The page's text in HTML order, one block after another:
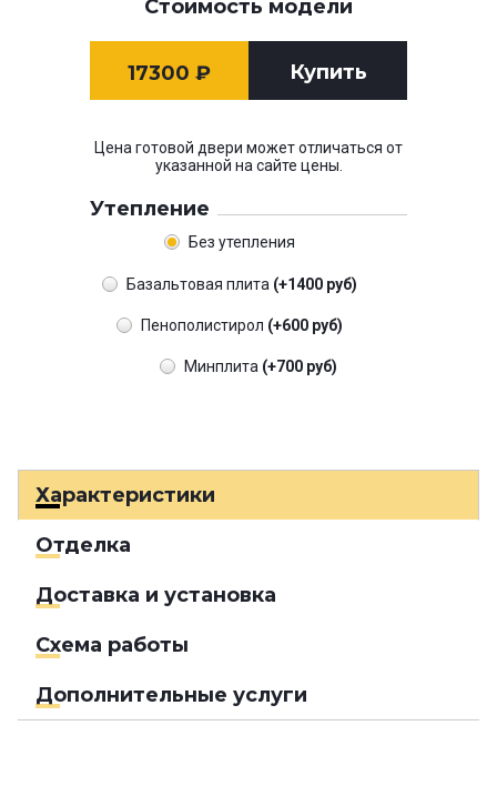
Стоимость модели
17300 ₽ Купить
Цена готовой двери может отличаться от
указанной на сайте цены.
Утепление
Без утепления
Базальтовая плита (+1400 руб)
Пенополистирол (+600 руб)
Минплита (+700 руб)
Характеристики
Отделка
Доставка и установка
Схема работы
Дополнительные услуги